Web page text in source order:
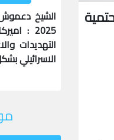
حتمية
2025 :
التهديدات
الاسرائيلي